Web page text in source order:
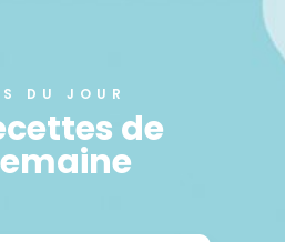
DU JOUR
de